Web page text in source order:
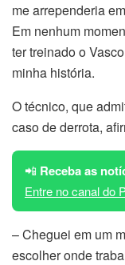
me arrependeria
Em nenhum
ter treinado o
minha história.
O técnico, que
caso de derrota,
📲 Receba as
Entre no canal do
– Cheguei em um
escolher onde